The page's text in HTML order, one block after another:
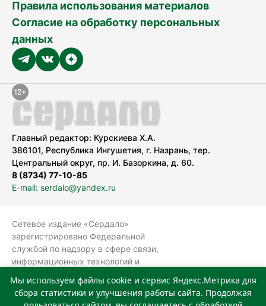
Правила использования материалов
Согласие на обработку персональных
данных
Главный редактор: Курскиева Х.А.
386101, Республика Ингушетия, г. Назрань, тер.
Центральный округ, пр. И. Базоркина, д. 60.
8 (8734) 77-10-85
E-mail: serdalo@yandex.ru
Сетевое издание «Сердало»
зарегистрировано Федеральной
службой по надзору в сфере связи,
информационных технологий и
(Роскомнадзор).
Реестровая запись СМИ: ЭЛ № ФС 77-
Мы используем файлы cookie и сервис Яндекс.Метрика для
сбора статистики и улучшения работы сайта. Продолжая